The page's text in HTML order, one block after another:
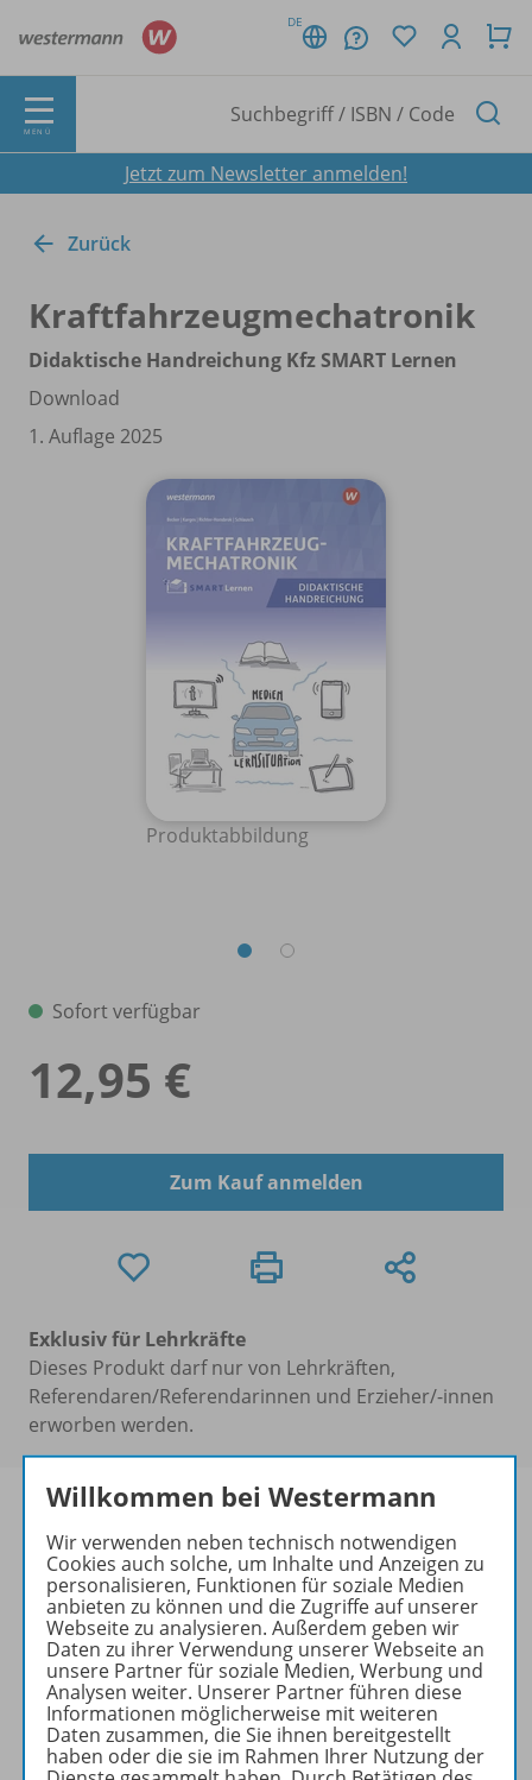
DE
MENÜ
Jetzt zum Newsletter anmelden!
Zurück
Kraftfahrzeugmechatronik
Didaktische Handreichung Kfz SMART Lernen
Download
1. Auflage 2025
Produktabbildung
Sofort verfügbar
12,95 €
Zum Kauf anmelden
Exklusiv für Lehrkräfte
Dieses Produkt darf nur von Lehrkräften,
Referendaren/Referendarinnen und Erzieher/-innen
erworben werden.
Produktinformationen
Beschreibung
Zugehörige Produkte
Willkommen bei Westermann
Wir verwenden neben technisch notwendigen
Cookies auch solche, um Inhalte und Anzeigen zu
personalisieren, Funktionen für soziale Medien
anbieten zu können und die Zugriffe auf unserer
Webseite zu analysieren. Außerdem geben wir
Daten zu ihrer Verwendung unserer Webseite an
unsere Partner für soziale Medien, Werbung und
Analysen weiter. Unserer Partner führen diese
Informationen möglicherweise mit weiteren
Daten zusammen, die Sie ihnen bereitgestellt
haben oder die sie im Rahmen Ihrer Nutzung der